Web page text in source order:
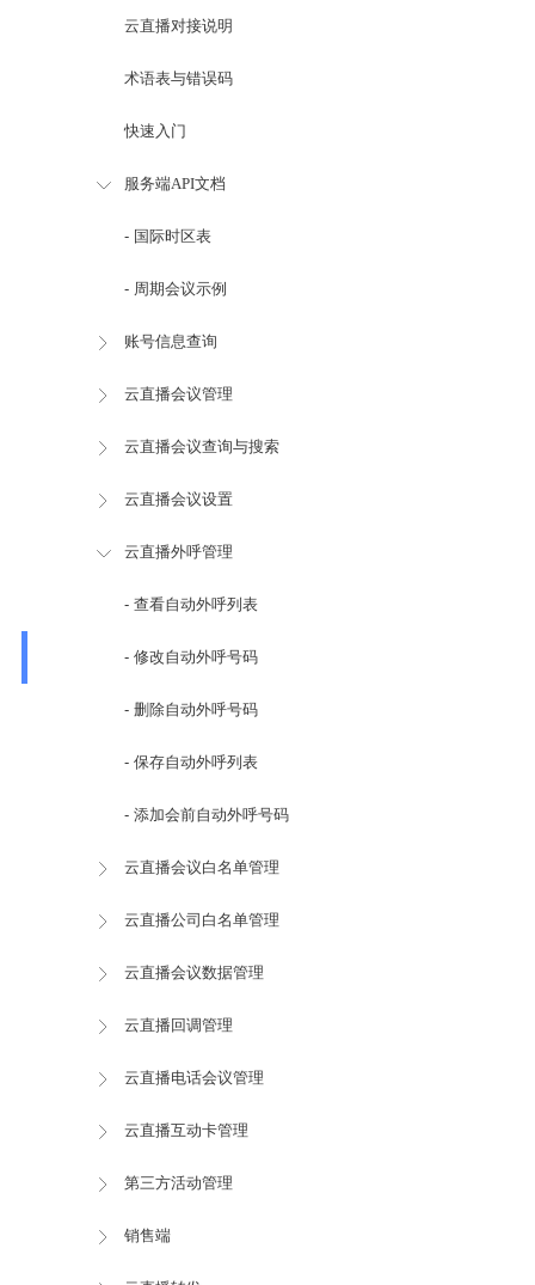
云直播对接说明
术语表与错误码
快速入门
服务端API文档
- 国际时区表
- 周期会议示例
账号信息查询
云直播会议管理
云直播会议查询与搜索
云直播会议设置
云直播外呼管理
- 查看自动外呼列表
- 修改自动外呼号码
- 删除自动外呼号码
- 保存自动外呼列表
- 添加会前自动外呼号码
云直播会议白名单管理
云直播公司白名单管理
云直播会议数据管理
云直播回调管理
云直播电话会议管理
云直播互动卡管理
第三方活动管理
销售端